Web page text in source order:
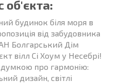
об'єкта:
будинок біля моря в
від забудовника
Болгарський Дім
вілл Сі Хоум у Несебрі!
думкою про гармонію:
дизайн, світлі